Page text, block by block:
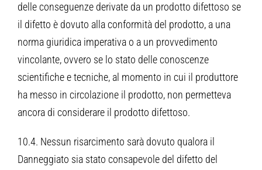
delle conseguenze derivate da un prodotto difettoso se
il difetto è dovuto alla conformità del prodotto, a una
norma giuridica imperativa o a un provvedimento
vincolante, ovvero se lo stato delle conoscenze
scientifiche e tecniche, al momento in cui il produttore
ha messo in circolazione il prodotto, non permetteva
ancora di considerare il prodotto difettoso.
10.4. Nessun risarcimento sarà dovuto qualora il
Danneggiato sia stato consapevole del difetto del